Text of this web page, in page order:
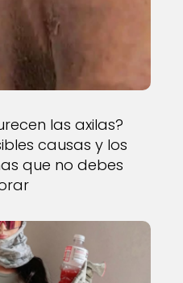
las axilas?
causas y los
que no debes